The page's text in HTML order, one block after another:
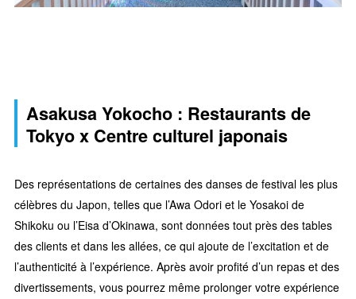
Asakusa Yokocho : Restaurants de
Tokyo x Centre culturel japonais
Des représentations de certaines des danses de festival les plus
célèbres du Japon, telles que l’Awa Odori et le Yosakoi de
Shikoku ou l’Eisa d’Okinawa, sont données tout près des tables
des clients et dans les allées, ce qui ajoute de l’excitation et de
l’authenticité à l’expérience. Après avoir profité d’un repas et des
divertissements, vous pourrez même prolonger votre expérience